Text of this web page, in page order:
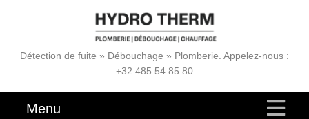
Détection de fuite » Débouchage » Plomberie. Appelez-nous :
+32 485 54 85 80
Menu